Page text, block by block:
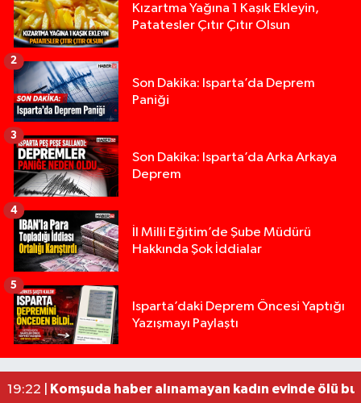
Kızartma Yağına 1 Kaşık Ekleyin,
Patatesler Çıtır Çıtır Olsun
Son Dakika: Isparta’da Deprem
Paniği
2
Son Dakika: Isparta’da Arka Arkaya
Deprem
3
İl Milli Eğitim’de Şube Müdürü
Hakkında Şok İddialar
4
Isparta’daki Deprem Öncesi Yaptığı
Yazışmayı Paylaştı
5
13:00 |Yığılca'da kardeşler arasındaki silahlı kavgada
12:48 |Tur teknesi çalışanlarının birbirine girdiği kavga
02:26 |MOTOSİKLETLE ÇARPIŞAN OTOMOBİL GÜL
19:22 |
Komşuda haber alınamayan kadın evinde ölü